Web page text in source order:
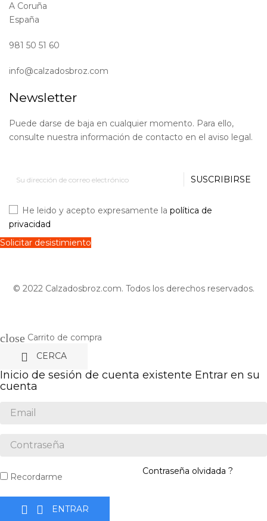
A Coruña
España
981 50 51 60
info@calzadosbroz.com
Newsletter
Puede darse de baja en cualquier momento. Para ello,
consulte nuestra información de contacto en el aviso legal.
SUSCRIBIRSE
He leido y acepto expresamente la política de
privacidad
Solicitar desistimiento
© 2022 Calzadosbroz.com. Todos los derechos reservados.
close Carrito de compra
 CERCA
Inicio de sesión de cuenta existente Entrar en su
cuenta
Recordarme
Contraseña olvidada ?
  ENTRAR